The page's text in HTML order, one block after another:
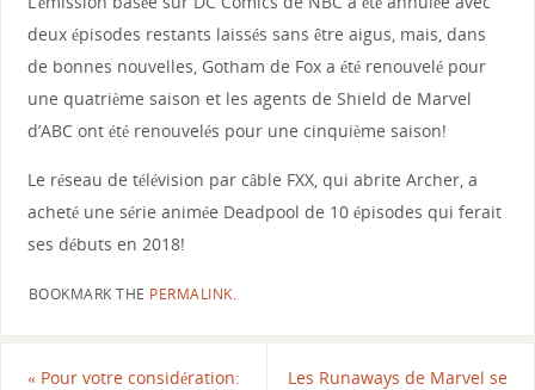
deux épisodes restants laissés sans être aigus, mais, dans
de bonnes nouvelles, Gotham de Fox a été renouvelé pour
une quatrième saison et les agents de Shield de Marvel
d’ABC ont été renouvelés pour une cinquième saison!
Le réseau de télévision par câble FXX, qui abrite Archer, a
acheté une série animée Deadpool de 10 épisodes qui ferait
ses débuts en 2018!
BOOKMARK THE PERMALINK.
«Pour votre considération:
Les Runaways de Marvel se